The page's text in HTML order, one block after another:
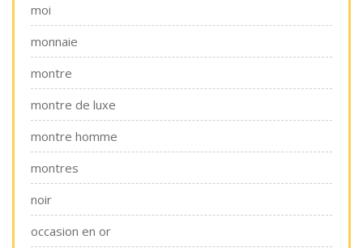
moi
monnaie
montre
montre de luxe
montre homme
montres
noir
occasion en or